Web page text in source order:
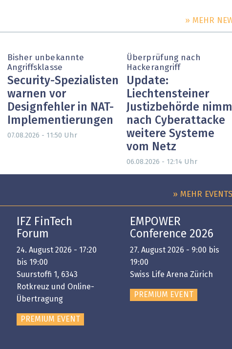
» MEHR
Bisher unbekannte
Angriffsklasse
Security-Spezialisten
warnen vor
Designfehler in NAT-
Implementierungen
07.08.2026 - 11:50 Uhr
Überprüfung nach
Hackerangriff
Update:
Liechtensteiner
Justizbehörde
nach Cyberattacke
weitere Systeme
vom Netz
06.08.2026 - 12:14 Uhr
» MEHR EVENTS
IFZ FinTech
Forum
24. August 2026 - 17:20
bis 19:00
Suurstoffi 1, 6343
Rotkreuz und Online-
Übertragung
PREMIUM EVENT
EMPOWER
Conference 2026
27. August 2026 - 9:00 bis
19:00
Swiss Life Arena Zürich
PREMIUM EVENT